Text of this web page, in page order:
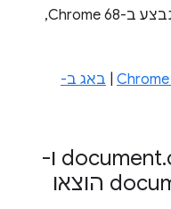
הוצאו משימוש. ההסרה צפויה להתבצע ב-Chrome 68,
באג ב-
.
)‎ ו-
)‎ הוצאו